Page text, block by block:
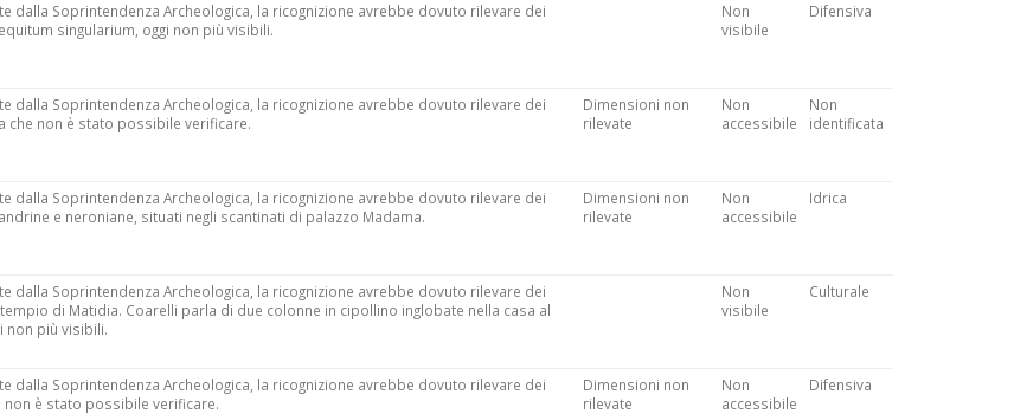
dalla Soprintendenza Archeologica, la ricognizione avrebbe dovuto rilevare dei
singularium, oggi non più visibili.
Non
visibile
Difensiva
dalla Soprintendenza Archeologica, la ricognizione avrebbe dovuto rilevare dei
che non è stato possibile verificare.
Dimensioni non
rilevate
Non
accessibile
Non
identificata
dalla Soprintendenza Archeologica, la ricognizione avrebbe dovuto rilevare dei
e neroniane, situati negli scantinati di palazzo Madama.
Dimensioni non
rilevate
Non
accessibile
Idrica
dalla Soprintendenza Archeologica, la ricognizione avrebbe dovuto rilevare dei
di Matidia. Coarelli parla di due colonne in cipollino inglobate nella casa al
non più visibili.
Non
visibile
Culturale
dalla Soprintendenza Archeologica, la ricognizione avrebbe dovuto rilevare dei
è stato possibile verificare.
Dimensioni non
rilevate
Non
accessibile
Difensiva